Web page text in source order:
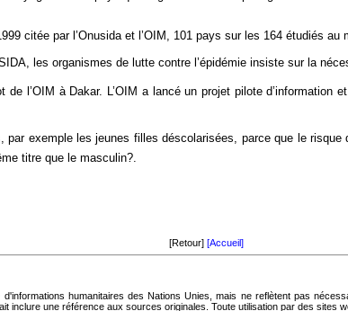
citée par l’Onusida et l’OIM, 101 pays sur les 164 étudiés
les organismes de lutte contre l’épidémie insiste sur la
l’OIM à Dakar. L’OIM a lancé un projet pilote
exemple les jeunes filles déscolarisées, parce que le
titre que le masculin?.
[Retour] [Accueil]
humanitaires des Nations Unies, mais ne reflètent pas
une référence aux sources originales. Toute utilisation par des sites